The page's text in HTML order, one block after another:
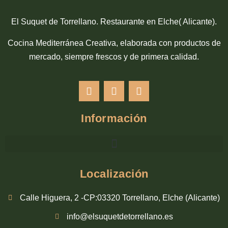
El Suquet de Torrellano. Restaurante en Elche( Alicante).
Cocina Mediterránea Creativa, elaborada con productos de
mercado, siempre frescos y de primera calidad.
Información
Localización
Calle Higuera, 2 -CP:03320 Torrellano, Elche (Alicante)
info@elsuquetdetorrellano.es